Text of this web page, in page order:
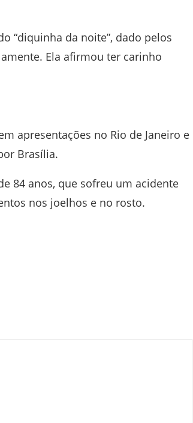
“diquinha da noite”, dado pelos
Ela afirmou ter carinho
apresentações no Rio de Janeiro e
Brasília.
84 anos, que sofreu um acidente
nos joelhos e no rosto.